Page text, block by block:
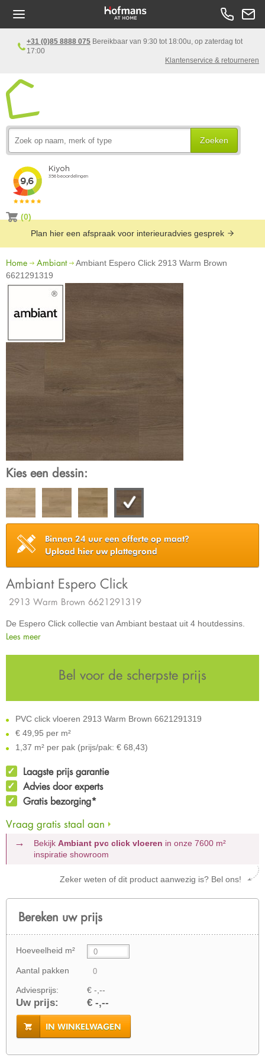
+31 (0)85 8888 075 Bereikbaar van 9:30 tot 18:00u, op zaterdag tot
17:00
Klantenservice & retourneren
Zoeken
(0)
Plan hier een afspraak voor interieuradvies gesprek
Home Ambiant
Ambiant Espero Click 2913 Warm Brown
6621291319
Kies een dessin:
Binnen 24 uur een offerte op maat?
Upload hier uw plattegrond
Ambiant Espero Click
2913 Warm Brown 6621291319
De Espero Click collectie van Ambiant bestaat uit 4 houtdessins.
Lees meer
Bel voor de scherpste prijs
PVC click vloeren 2913 Warm Brown 6621291319
€ 49,95 per m²
1,37 m² per pak (prijs/pak: € 68,43)
Laagste prijs garantie
Advies door experts
Gratis bezorging*
Vraag gratis staal aan
Bekijk Ambiant pvc click vloeren in onze 7600 m²
inspiratie showroom
Zeker weten of dit product aanwezig is? Bel ons!
Bereken uw prijs
Hoeveelheid m²
Aantal pakken
Adviesprijs: € -,--
Uw prijs: € -,--
IN WINKELWAGEN